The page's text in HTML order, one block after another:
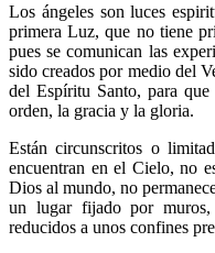
Los ángeles son luces
primera Luz, que no tiene
pues se comunican las
sido creados por medio del
del Espíritu Santo, para
orden, la gracia y la gloria.
Están circunscritos o
encuentran en el Cielo, no
Dios al mundo, no
un lugar fijado por muros,
reducidos a unos confines